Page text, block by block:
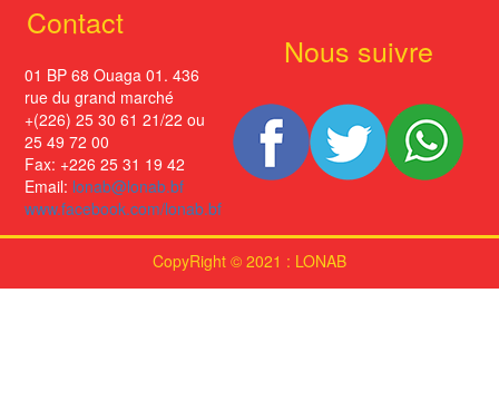
Contact
01 BP 68 Ouaga 01. 436
rue du grand marché
+(226) 25 30 61 21/22 ou
25 49 72 00
Fax: +226 25 31 19 42
Email: lonab@lonab.bf
www.facebook.com/lonab.bf
Nous suivre
CopyRight © 2021 : LONAB